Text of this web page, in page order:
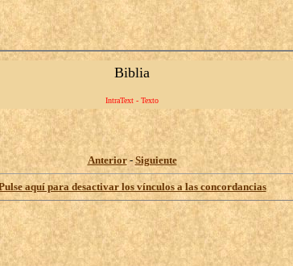
Biblia
IntraText - Texto
Anterior- Siguiente
aquí para desactivar los vínculos a las concordancias